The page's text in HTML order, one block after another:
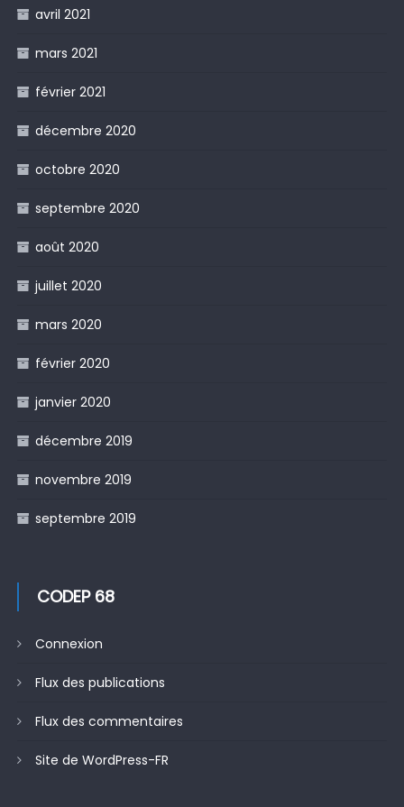
avril 2021
mars 2021
février 2021
décembre 2020
octobre 2020
septembre 2020
août 2020
juillet 2020
mars 2020
février 2020
janvier 2020
décembre 2019
novembre 2019
septembre 2019
CODEP 68
Connexion
Flux des publications
Flux des commentaires
Site de WordPress-FR